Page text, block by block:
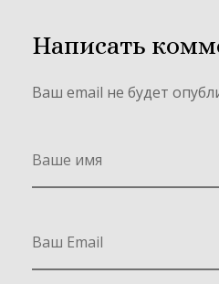
Написать
Ваш email не будет